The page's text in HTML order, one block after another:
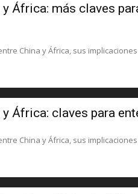
África: más claves
China y África, sus
África: claves para
China y África, sus